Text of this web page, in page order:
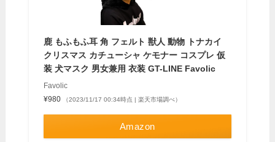
鹿 もふもふ耳 角 フェルト 獣人 動物 トナカイ
クリスマス カチューシャ ケモナー コスプレ 仮
装 犬マスク 男女兼用 衣装 GT-LINE Favolic
Favolic
¥980
（2023/11/17 00:34時点 | 楽天市場調べ）
Amazon